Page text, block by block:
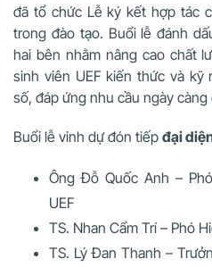
đã tổ chức Lễ ký kết hợp tác
trong đào tạo. Buổi lễ đánh
hai bên nhằm nâng cao chất
sinh viên UEF kiến thức và
số, đáp ứng nhu cầu ngày
Buổi lễ vinh dự đón tiếp đại
Ông Đỗ Quốc Anh –
UEF
TS. Nhan Cẩm Trí – Phó
TS. Lý Đan Thanh –